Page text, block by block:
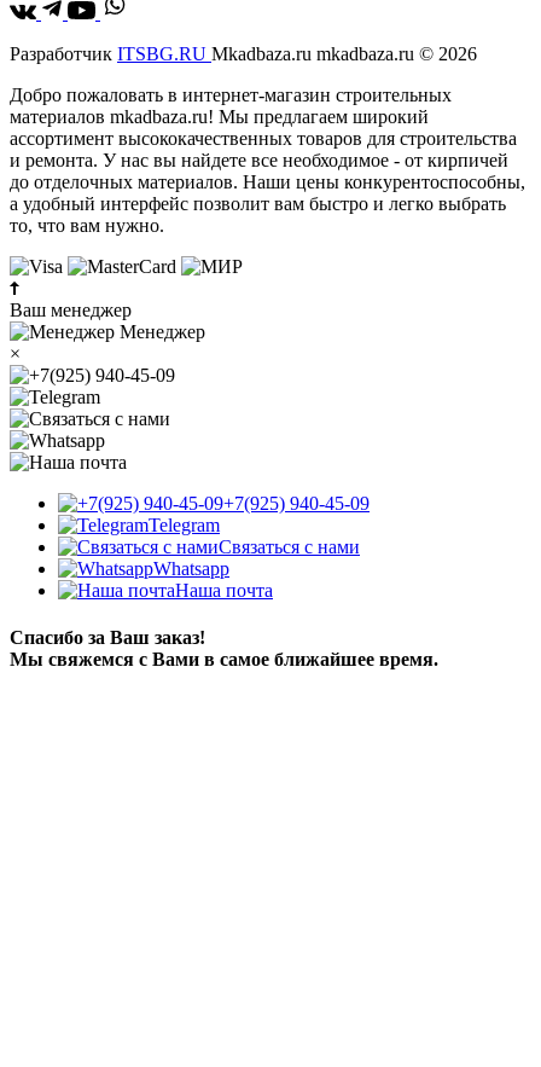
Разработчик ITSBG.RU Mkadbaza.ru mkadbaza.ru © 2026
Добро пожаловать в интернет-магазин строительных
материалов mkadbaza.ru! Мы предлагаем широкий
ассортимент высококачественных товаров для строительства
и ремонта. У нас вы найдете все необходимое - от кирпичей
до отделочных материалов. Наши цены конкурентоспособны,
а удобный интерфейс позволит вам быстро и легко выбрать
то, что вам нужно.
Ваш менеджер
Менеджер
×
+7(925) 940-45-09
Telegram
Связаться с нами
Whatsapp
Наша почта
Спасибо за Ваш заказ!
Мы свяжемся с Вами в самое ближайшее время.